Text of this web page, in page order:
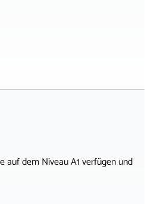
auf dem Niveau A1 verfügen und